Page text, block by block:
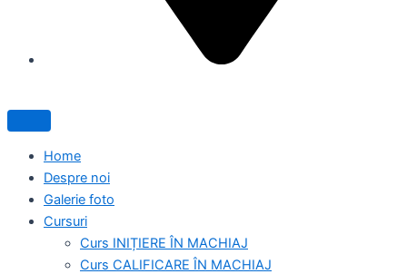
Home
Despre noi
Galerie foto
Cursuri
Curs INIȚIERE ÎN MACHIAJ
Curs CALIFICARE ÎN MACHIAJ